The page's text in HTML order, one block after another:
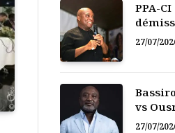
PPA-
la
27/07/
vs
27/07/